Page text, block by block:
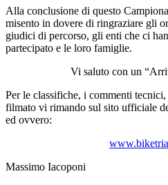
Alla conclusione di questo
misento in dovere di ringraziare gli
giudici di percorso, gli enti che ci
partecipato e le loro famiglie.
Vi saluto con un
Per le classifiche, i commenti
filmato vi rimando sul sito ufficiale
ed ovvero:
Massimo Iacoponi